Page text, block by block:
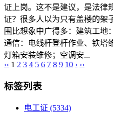
证上岗。这不是建议，是法律
证？很多人以为只有盖楼的架
围比想象中广得多：建筑工地
通信：电线杆登杆作业、铁塔
灯箱安装维修；空调安...
‹‹ 1 2 3 4 5 6 7 8 9 10 › ››
标签列表
电工证 (5334)